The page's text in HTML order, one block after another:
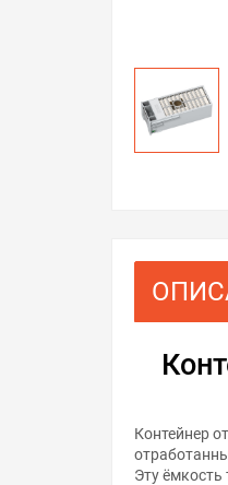
Контейнер
Эту